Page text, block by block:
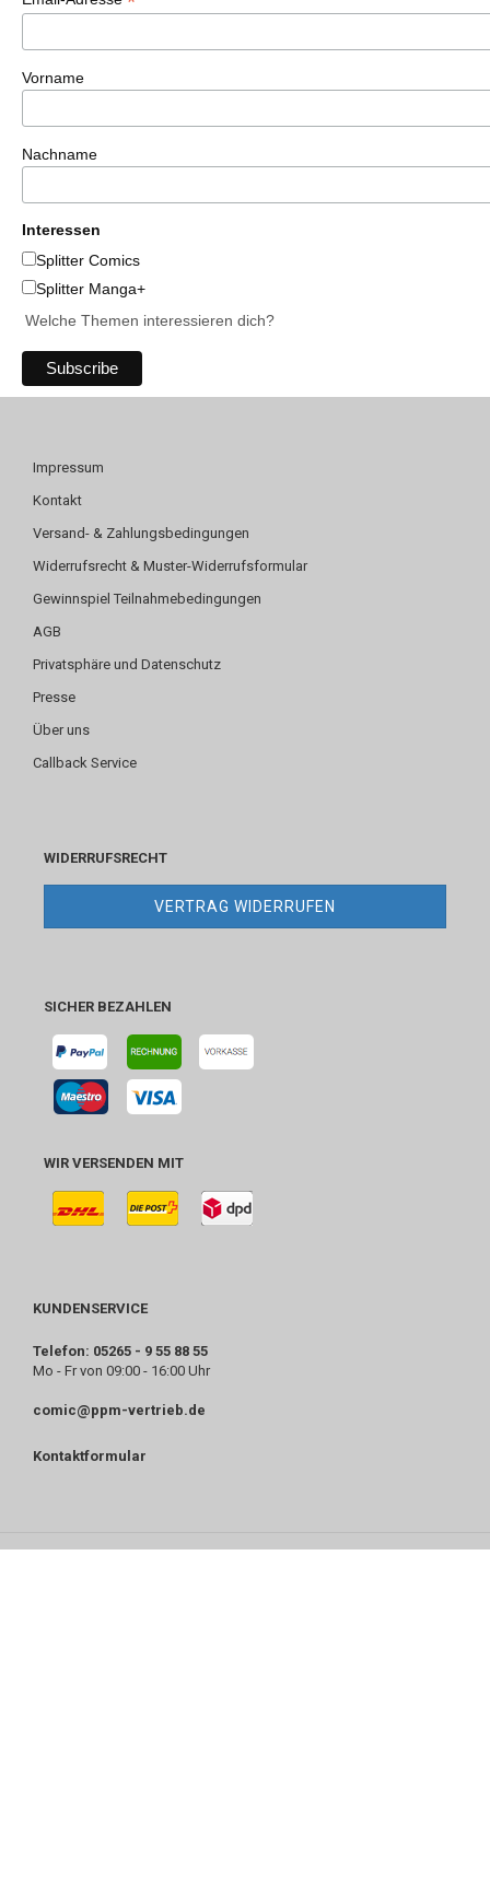
Vorname
Nachname
Interessen
Splitter Comics
Splitter Manga+
Welche Themen interessieren dich?
Impressum
Kontakt
Versand- & Zahlungsbedingungen
Widerrufsrecht & Muster-Widerrufsformular
Gewinnspiel Teilnahmebedingungen
AGB
Privatsphäre und Datenschutz
Presse
Über uns
Callback Service
WIDERRUFSRECHT
VERTRAG WIDERRUFEN
SICHER BEZAHLEN
WIR VERSENDEN MIT
KUNDENSERVICE
Telefon: 05265 - 9 55 88 55
Mo - Fr von 09:00 - 16:00 Uhr
comic@ppm-vertrieb.de
Kontaktformular